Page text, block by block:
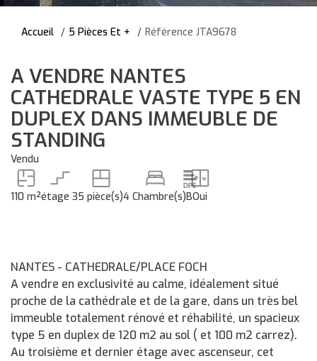
Accueil 5 Pièces Et + Référence JTA9678
A VENDRE NANTES
CATHEDRALE VASTE TYPE 5 EN
DUPLEX DANS IMMEUBLE DE
STANDING
Vendu
110 m²étage 35 pièce(s)4 Chambre(s)BOui
NANTES - CATHEDRALE/PLACE FOCH
A vendre en exclusivité au calme, idéalement situé
proche de la cathédrale et de la gare, dans un très bel
immeuble totalement rénové et réhabilité, un spacieux
type 5 en duplex de 120 m2 au sol ( et 100 m2 carrez).
Au troisième et dernier étage avec ascenseur, cet